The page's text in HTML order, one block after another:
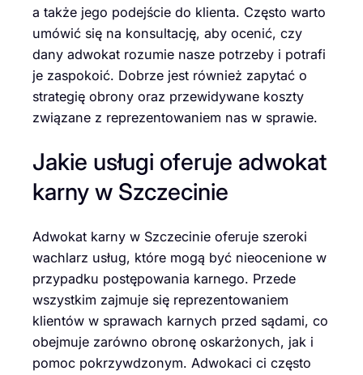
a także jego podejście do klienta. Często warto
umówić się na konsultację, aby ocenić, czy
dany adwokat rozumie nasze potrzeby i potrafi
je zaspokoić. Dobrze jest również zapytać o
strategię obrony oraz przewidywane koszty
związane z reprezentowaniem nas w sprawie.
Jakie usługi oferuje adwokat
karny w Szczecinie
Adwokat karny w Szczecinie oferuje szeroki
wachlarz usług, które mogą być nieocenione w
przypadku postępowania karnego. Przede
wszystkim zajmuje się reprezentowaniem
klientów w sprawach karnych przed sądami, co
obejmuje zarówno obronę oskarżonych, jak i
pomoc pokrzywdzonym. Adwokaci ci często